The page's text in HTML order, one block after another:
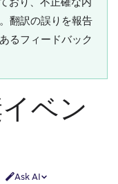
翻訳の誤りを報告
るフィードバック
ベン
Ask AI